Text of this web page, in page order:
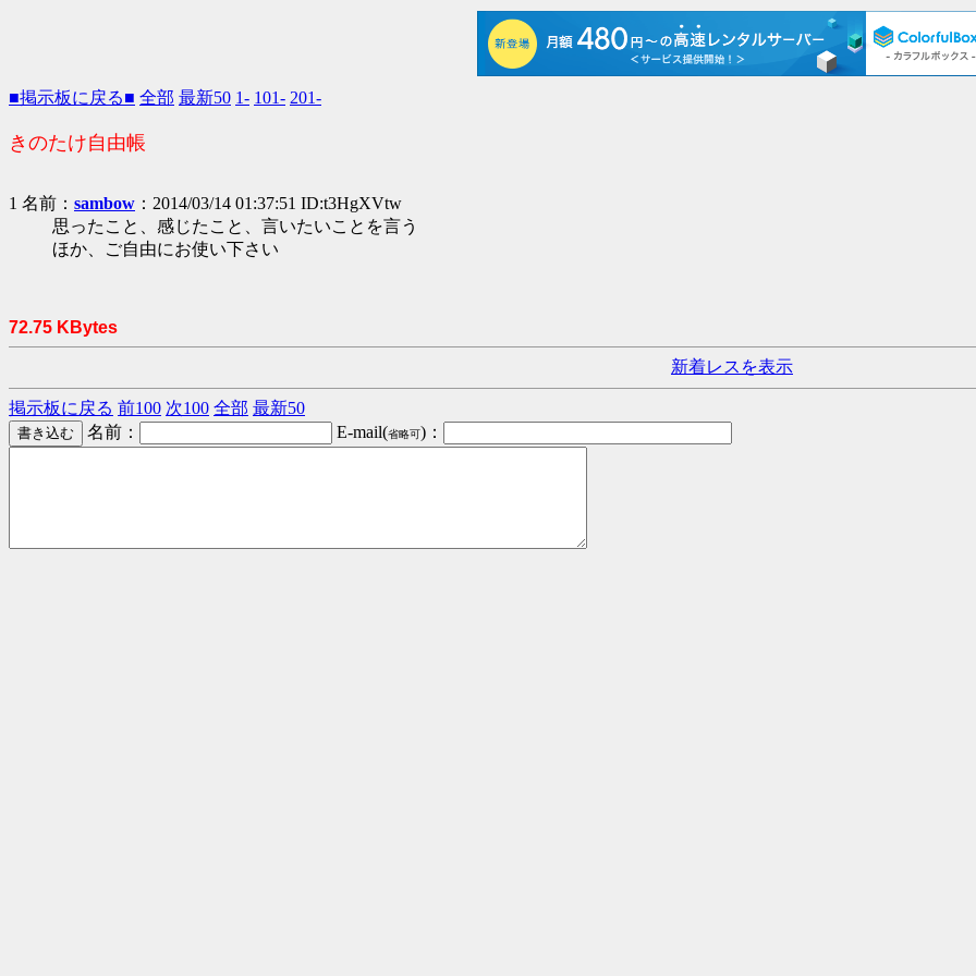
■掲示板に戻る■ 全部 最新50 1- 101- 201-
きのたけ自由帳
1 名前： sambow ：2014/03/14 01:37:51 ID:t3HgXVtw
思ったこと、感じたこと、言いたいことを言う
ほか、ご自由にお使い下さい
72.75 KBytes
新着レスを表示
掲示板に戻る 前100 次100 全部 最新50
名前：
E-mail(省略可)：